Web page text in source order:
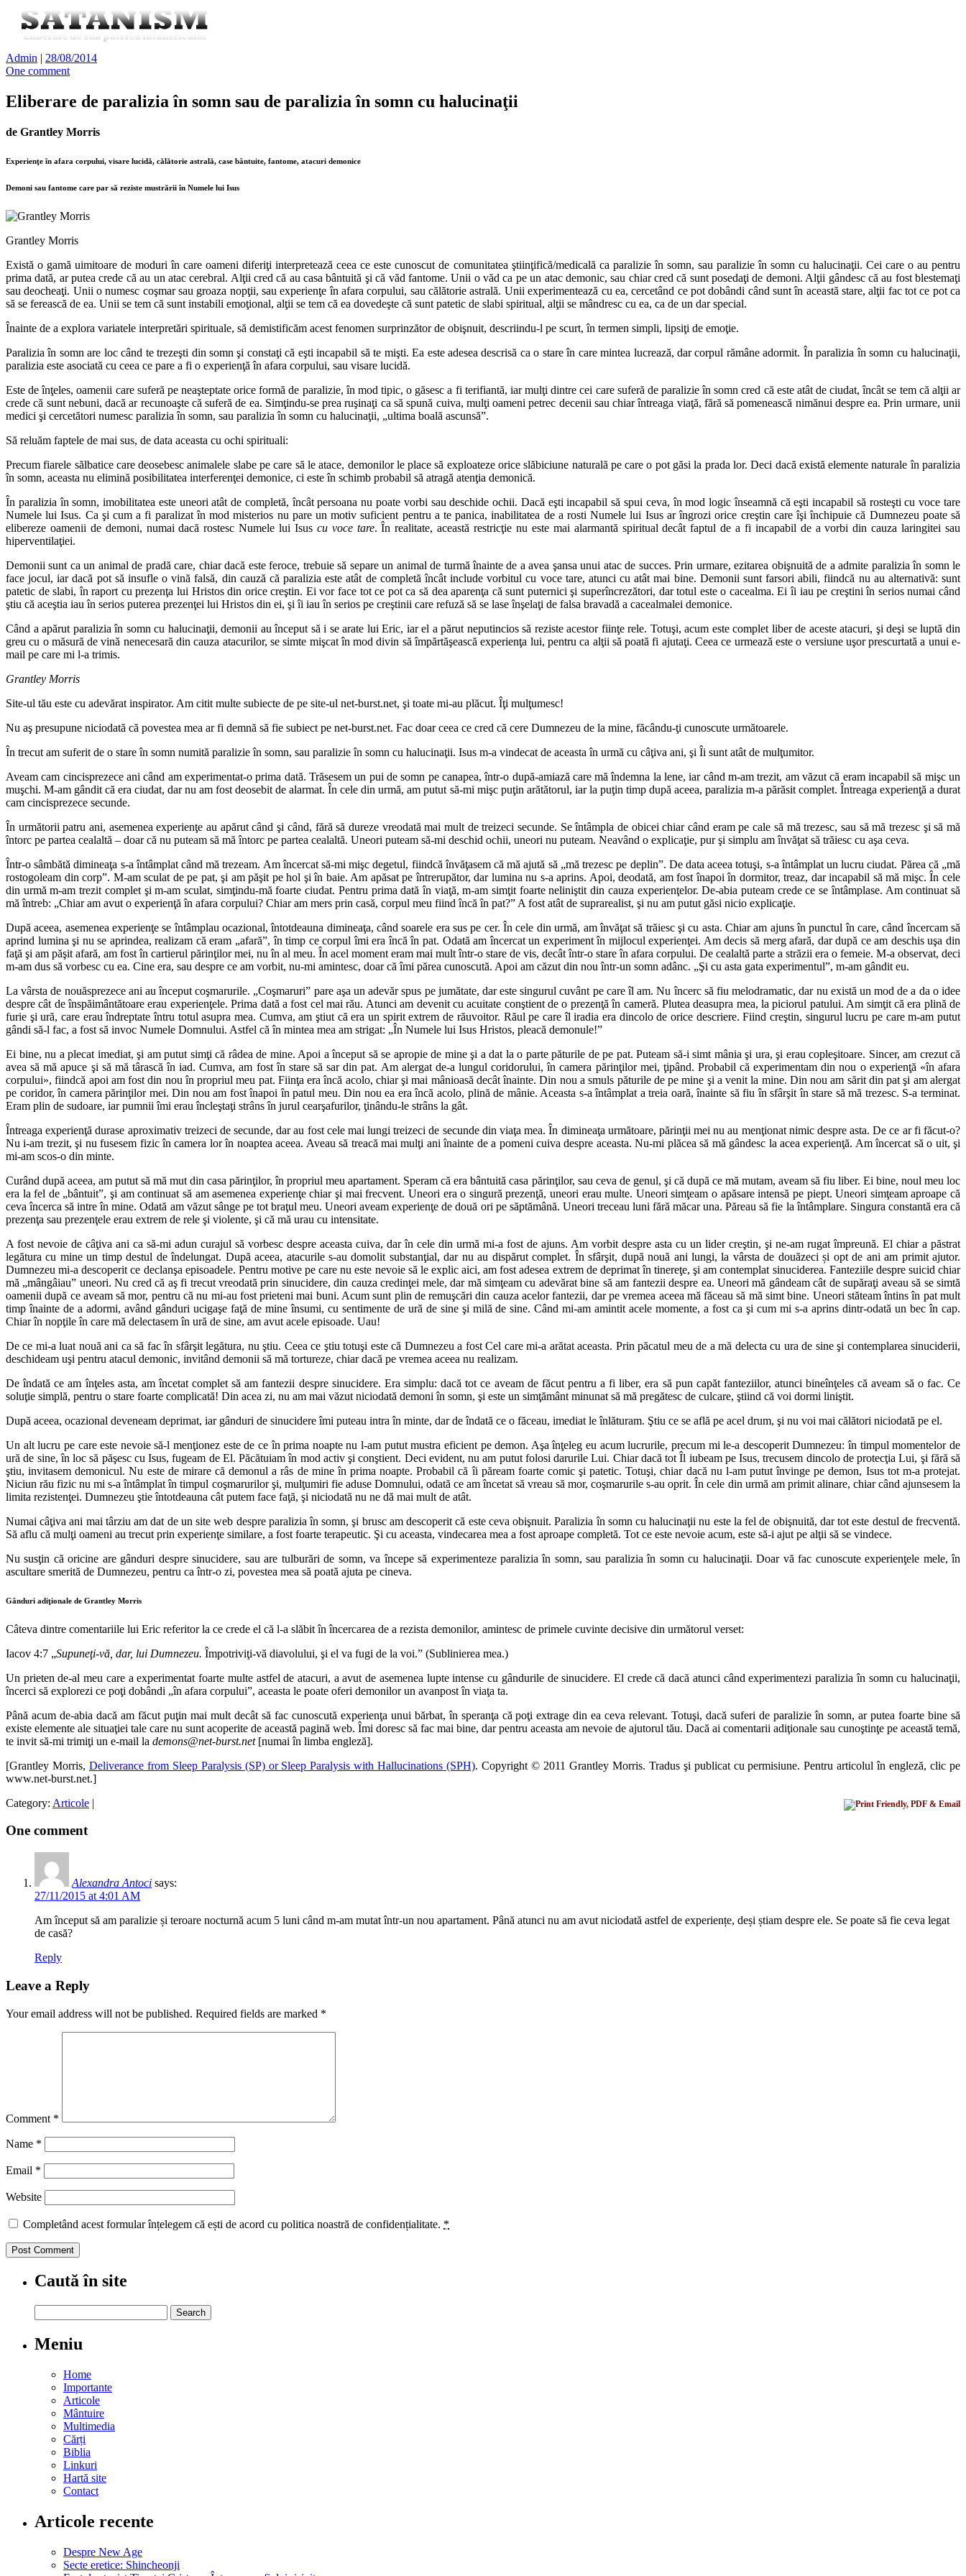
Admin | 28/08/2014
One comment
Eliberare de paralizia în somn sau de paralizia în somn cu halucinaţii
de Grantley Morris
Experienţe în afara corpului, visare lucidă, călătorie astrală, case bântuite, fantome, atacuri demonice
Demoni sau fantome care par să reziste mustrării în Numele lui Isus
Grantley Morris
Există o gamă uimitoare de moduri în care oameni diferiţi interpretează ceea ce este cunoscut de comunitatea ştiinţifică/medicală ca paralizie în somn, sau paralizie în somn cu halucinaţii. Cei care o au pentru
prima dată, ar putea crede că au un atac cerebral. Alţii cred că au casa bântuită şi că văd fantome. Unii o văd ca pe un atac demonic, sau chiar cred că sunt posedaţi de demoni. Alţii gândesc că au fost blestemaţi
sau deocheaţi. Unii o numesc coşmar sau groaza nopţii, sau experienţe în afara corpului, sau călătorie astrală. Unii experimentează cu ea, cercetând ce pot dobândi când sunt în această stare, alţii fac tot ce pot ca
să se ferească de ea. Unii se tem că sunt instabili emoţional, alţii se tem că ea dovedeşte că sunt patetic de slabi spiritual, alţii se mândresc cu ea, ca de un dar special.
Înainte de a explora variatele interpretări spirituale, să demistificăm acest fenomen surprinzător de obişnuit, descriindu-l pe scurt, în termen simpli, lipsiţi de emoţie.
Paralizia în somn are loc când te trezeşti din somn şi constaţi că eşti incapabil să te mişti. Ea este adesea descrisă ca o stare în care mintea lucrează, dar corpul rămâne adormit. În paralizia în somn cu halucinaţii,
paralizia este asociată cu ceea ce pare a fi o experienţă în afara corpului, sau visare lucidă.
Este de înţeles, oamenii care suferă pe neaşteptate orice formă de paralizie, în mod tipic, o găsesc a fi terifiantă, iar mulţi dintre cei care suferă de paralizie în somn cred că este atât de ciudat, încât se tem că alţii ar
crede că sunt nebuni, dacă ar recunoaşte că suferă de ea. Simţindu-se prea ruşinaţi ca să spună cuiva, mulţi oameni petrec decenii sau chiar întreaga viaţă, fără să pomenească nimănui despre ea. Prin urmare, unii
medici şi cercetători numesc paralizia în somn, sau paralizia în somn cu halucinaţii, „ultima boală ascunsă”.
Să reluăm faptele de mai sus, de data aceasta cu ochi spirituali:
Precum fiarele sălbatice care deosebesc animalele slabe pe care să le atace, demonilor le place să exploateze orice slăbiciune naturală pe care o pot găsi la prada lor. Deci dacă există elemente naturale în paralizia
în somn, aceasta nu elimină posibilitatea interferenţei demonice, ci este în schimb probabil să atragă atenţia demonică.
În paralizia în somn, imobilitatea este uneori atât de completă, încât persoana nu poate vorbi sau deschide ochii. Dacă eşti incapabil să spui ceva, în mod logic înseamnă că eşti incapabil să rosteşti cu voce tare
Numele lui Isus. Ca şi cum a fi paralizat în mod misterios nu pare un motiv suficient pentru a te panica, inabilitatea de a rosti Numele lui Isus ar îngrozi orice creştin care îşi închipuie că Dumnezeu poate să
elibereze oamenii de demoni, numai dacă rostesc Numele lui Isus cu voce tare. În realitate, această restricţie nu este mai alarmantă spiritual decât faptul de a fi incapabil de a vorbi din cauza laringitei sau
hiperventilaţiei.
Demonii sunt ca un animal de pradă care, chiar dacă este feroce, trebuie să separe un animal de turmă înainte de a avea şansa unui atac de succes. Prin urmare, ezitarea obişnuită de a admite paralizia în somn le
face jocul, iar dacă pot să insufle o vină falsă, din cauză că paralizia este atât de completă încât include vorbitul cu voce tare, atunci cu atât mai bine. Demonii sunt farsori abili, fiindcă nu au alternativă: sunt
patetic de slabi, în raport cu prezenţa lui Hristos din orice creştin. Ei vor face tot ce pot ca să dea aparenţa că sunt puternici şi superîncrezători, dar totul este o cacealma. Ei îi iau pe creştini în serios numai când
ştiu că aceştia iau în serios puterea prezenţei lui Hristos din ei, şi îi iau în serios pe creştinii care refuză să se lase înşelaţi de falsa bravadă a cacealmalei demonice.
Când a apărut paralizia în somn cu halucinaţii, demonii au început să i se arate lui Eric, iar el a părut neputincios să reziste acestor fiinţe rele. Totuşi, acum este complet liber de aceste atacuri, şi deşi se luptă din
greu cu o măsură de vină nenecesară din cauza atacurilor, se simte mişcat în mod divin să împărtăşească experienţa lui, pentru ca alţii să poată fi ajutaţi. Ceea ce urmează este o versiune uşor prescurtată a unui e-
mail pe care mi l-a trimis.
Grantley Morris
Site-ul tău este cu adevărat inspirator. Am citit multe subiecte de pe site-ul net-burst.net, şi toate mi-au plăcut. Îţi mulţumesc!
Nu aş presupune niciodată că povestea mea ar fi demnă să fie subiect pe net-burst.net. Fac doar ceea ce cred că cere Dumnezeu de la mine, făcându-ţi cunoscute următoarele.
În trecut am suferit de o stare în somn numită paralizie în somn, sau paralizie în somn cu halucinaţii. Isus m-a vindecat de aceasta în urmă cu câţiva ani, şi Îi sunt atât de mulţumitor.
Aveam cam cincisprezece ani când am experimentat-o prima dată. Trăsesem un pui de somn pe canapea, într-o după-amiază care mă îndemna la lene, iar când m-am trezit, am văzut că eram incapabil să mişc un
muşchi. M-am gândit că era ciudat, dar nu am fost deosebit de alarmat. În cele din urmă, am putut să-mi mişc puţin arătătorul, iar la puţin timp după aceea, paralizia m-a părăsit complet. Întreaga experienţă a durat
cam cincisprezece secunde.
În următorii patru ani, asemenea experienţe au apărut când şi când, fără să dureze vreodată mai mult de treizeci secunde. Se întâmpla de obicei chiar când eram pe cale să mă trezesc, sau să mă trezesc şi să mă
întorc pe partea cealaltă – doar că nu puteam să mă întorc pe partea cealaltă. Uneori puteam să-mi deschid ochii, uneori nu puteam. Neavând o explicaţie, pur şi simplu am învăţat să trăiesc cu aşa ceva.
Într-o sâmbătă dimineaţa s-a întâmplat când mă trezeam. Am încercat să-mi mişc degetul, fiindcă învăţasem că mă ajută să „mă trezesc pe deplin”. De data aceea totuşi, s-a întâmplat un lucru ciudat. Părea că „mă
rostogoleam din corp”. M-am sculat de pe pat, şi am păşit pe hol şi în baie. Am apăsat pe întrerupător, dar lumina nu s-a aprins. Apoi, deodată, am fost înapoi în dormitor, treaz, dar incapabil să mă mişc. În cele
din urmă m-am trezit complet şi m-am sculat, simţindu-mă foarte ciudat. Pentru prima dată în viaţă, m-am simţit foarte neliniştit din cauza experienţelor. De-abia puteam crede ce se întâmplase. Am continuat să
mă întreb: „Chiar am avut o experienţă în afara corpului? Chiar am mers prin casă, corpul meu fiind încă în pat?” A fost atât de suprarealist, şi nu am putut găsi nicio explicaţie.
După aceea, asemenea experienţe se întâmplau ocazional, întotdeauna dimineaţa, când soarele era sus pe cer. În cele din urmă, am învăţat să trăiesc şi cu asta. Chiar am ajuns în punctul în care, când încercam să
aprind lumina şi nu se aprindea, realizam că eram „afară”, în timp ce corpul îmi era încă în pat. Odată am încercat un experiment în mijlocul experienţei. Am decis să merg afară, dar după ce am deschis uşa din
faţă şi am păşit afară, am fost în cartierul părinţilor mei, nu în al meu. În acel moment eram mai mult într-o stare de vis, decât într-o stare în afara corpului. De cealaltă parte a străzii era o femeie. M-a observat, deci
m-am dus să vorbesc cu ea. Cine era, sau despre ce am vorbit, nu-mi amintesc, doar că îmi părea cunoscută. Apoi am căzut din nou într-un somn adânc. „Şi cu asta gata experimentul”, m-am gândit eu.
La vârsta de nouăsprezece ani au început coşmarurile. „Coşmaruri” pare aşa un adevăr spus pe jumătate, dar este singurul cuvânt pe care îl am. Nu încerc să fiu melodramatic, dar nu există un mod de a da o idee
despre cât de înspăimântătoare erau experienţele. Prima dată a fost cel mai rău. Atunci am devenit cu acuitate conştient de o prezenţă în cameră. Plutea deasupra mea, la piciorul patului. Am simţit că era plină de
furie şi ură, care erau îndreptate întru totul asupra mea. Cumva, am ştiut că era un spirit extrem de răuvoitor. Răul pe care îl iradia era dincolo de orice descriere. Fiind creştin, singurul lucru pe care m-am putut
gândi să-l fac, a fost să invoc Numele Domnului. Astfel că în mintea mea am strigat: „În Numele lui Isus Hristos, pleacă demonule!”
Ei bine, nu a plecat imediat, şi am putut simţi că râdea de mine. Apoi a început să se apropie de mine şi a dat la o parte păturile de pe pat. Puteam să-i simt mânia şi ura, şi erau copleşitoare. Sincer, am crezut că
avea să mă apuce şi să mă târască în iad. Cumva, am fost în stare să sar din pat. Am alergat de-a lungul coridorului, în camera părinţilor mei, ţipând. Probabil că experimentam din nou o experienţă «în afara
corpului», fiindcă apoi am fost din nou în propriul meu pat. Fiinţa era încă acolo, chiar şi mai mânioasă decât înainte. Din nou a smuls păturile de pe mine şi a venit la mine. Din nou am sărit din pat şi am alergat
pe coridor, în camera părinţilor mei. Din nou am fost înapoi în patul meu. Din nou ea era încă acolo, plină de mânie. Aceasta s-a întâmplat a treia oară, înainte să fiu în sfârşit în stare să mă trezesc. S-a terminat.
Eram plin de sudoare, iar pumnii îmi erau încleştaţi strâns în jurul cearşafurilor, ţinându-le strâns la gât.
Întreaga experienţă durase aproximativ treizeci de secunde, dar au fost cele mai lungi treizeci de secunde din viaţa mea. În dimineaţa următoare, părinţii mei nu au menţionat nimic despre asta. De ce ar fi făcut-o?
Nu i-am trezit, şi nu fusesem fizic în camera lor în noaptea aceea. Aveau să treacă mai mulţi ani înainte de a pomeni cuiva despre aceasta. Nu-mi plăcea să mă gândesc la acea experienţă. Am încercat să o uit, şi
mi-am scos-o din minte.
Curând după aceea, am putut să mă mut din casa părinţilor, în propriul meu apartament. Speram că era bântuită casa părinţilor, sau ceva de genul, şi că după ce mă mutam, aveam să fiu liber. Ei bine, noul meu loc
era la fel de „bântuit”, şi am continuat să am asemenea experienţe chiar şi mai frecvent. Uneori era o singură prezenţă, uneori erau multe. Uneori simţeam o apăsare intensă pe piept. Uneori simţeam aproape că
ceva încerca să intre în mine. Odată am văzut sânge pe tot braţul meu. Uneori aveam experienţe de două ori pe săptămână. Uneori treceau luni fără măcar una. Păreau să fie la întâmplare. Singura constantă era că
prezenţa sau prezenţele erau extrem de rele şi violente, şi că mă urau cu intensitate.
A fost nevoie de câţiva ani ca să-mi adun curajul să vorbesc despre aceasta cuiva, dar în cele din urmă mi-a fost de ajuns. Am vorbit despre asta cu un lider creştin, şi ne-am rugat împreună. El chiar a păstrat
legătura cu mine un timp destul de îndelungat. După aceea, atacurile s-au domolit substanţial, dar nu au dispărut complet. În sfârşit, după nouă ani lungi, la vârsta de douăzeci și opt de ani am primit ajutor.
Dumnezeu mi-a descoperit ce declanşa episoadele. Pentru motive pe care nu este nevoie să le explic aici, am fost adesea extrem de deprimat în tinereţe, şi am contemplat sinuciderea. Fanteziile despre suicid chiar
mă „mângâiau” uneori. Nu cred că aş fi trecut vreodată prin sinucidere, din cauza credinţei mele, dar mă simţeam cu adevărat bine să am fantezii despre ea. Uneori mă gândeam cât de supăraţi aveau să se simtă
oamenii după ce aveam să mor, pentru că nu mi-au fost prieteni mai buni. Acum sunt plin de remuşcări din cauza acelor fantezii, dar pe vremea aceea mă făceau să mă simt bine. Uneori stăteam întins în pat mult
timp înainte de a adormi, având gânduri ucigaşe faţă de mine însumi, cu sentimente de ură de sine şi milă de sine. Când mi-am amintit acele momente, a fost ca şi cum mi s-a aprins dintr-odată un bec în cap.
Chiar în nopţile în care mă delectasem în ură de sine, am avut acele episoade. Uau!
De ce mi-a luat nouă ani ca să fac în sfârşit legătura, nu ştiu. Ceea ce ştiu totuşi este că Dumnezeu a fost Cel care mi-a arătat aceasta. Prin păcatul meu de a mă delecta cu ura de sine şi contemplarea sinuciderii,
deschideam uşi pentru atacul demonic, invitând demonii să mă tortureze, chiar dacă pe vremea aceea nu realizam.
De îndată ce am înţeles asta, am încetat complet să am fantezii despre sinucidere. Era simplu: dacă tot ce aveam de făcut pentru a fi liber, era să pun capăt fanteziilor, atunci bineînţeles că aveam să o fac. Ce
soluţie simplă, pentru o stare foarte complicată! Din acea zi, nu am mai văzut niciodată demoni în somn, şi este un simţământ minunat să mă pregătesc de culcare, ştiind că voi dormi liniştit.
După aceea, ocazional deveneam deprimat, iar gânduri de sinucidere îmi puteau intra în minte, dar de îndată ce o făceau, imediat le înlăturam. Ştiu ce se află pe acel drum, şi nu voi mai călători niciodată pe el.
Un alt lucru pe care este nevoie să-l menţionez este de ce în prima noapte nu l-am putut mustra eficient pe demon. Aşa înţeleg eu acum lucrurile, precum mi le-a descoperit Dumnezeu: în timpul momentelor de
ură de sine, în loc să păşesc cu Isus, fugeam de El. Păcătuiam în mod activ şi conştient. Deci evident, nu am putut folosi darurile Lui. Chiar dacă tot Îl iubeam pe Isus, trecusem dincolo de protecţia Lui, şi fără să
ştiu, invitasem demonicul. Nu este de mirare că demonul a râs de mine în prima noapte. Probabil că îi păream foarte comic şi patetic. Totuşi, chiar dacă nu l-am putut învinge pe demon, Isus tot m-a protejat.
Niciun rău fizic nu mi s-a întâmplat în timpul coşmarurilor şi, mulţumiri fie aduse Domnului, odată ce am încetat să vreau să mor, coşmarurile s-au oprit. În cele din urmă am primit alinare, chiar când ajunsesem la
limita rezistenţei. Dumnezeu ştie întotdeauna cât putem face faţă, şi niciodată nu ne dă mai mult de atât.
Numai câţiva ani mai târziu am dat de un site web despre paralizia în somn, şi brusc am descoperit că este ceva obişnuit. Paralizia în somn cu halucinaţii nu este la fel de obişnuită, dar tot este destul de frecventă.
Să aflu că mulţi oameni au trecut prin experienţe similare, a fost foarte terapeutic. Şi cu aceasta, vindecarea mea a fost aproape completă. Tot ce este nevoie acum, este să-i ajut pe alţii să se vindece.
Nu susţin că oricine are gânduri despre sinucidere, sau are tulburări de somn, va începe să experimenteze paralizia în somn, sau paralizia în somn cu halucinaţii. Doar vă fac cunoscute experienţele mele, în
ascultare smerită de Dumnezeu, pentru ca într-o zi, povestea mea să poată ajuta pe cineva.
Gânduri adiţionale de Grantley Morris
Câteva dintre comentariile lui Eric referitor la ce crede el că l-a slăbit în încercarea de a rezista demonilor, amintesc de primele cuvinte decisive din următorul verset:
Iacov 4:7 „Supuneţi-vă, dar, lui Dumnezeu. Împotriviţi-vă diavolului, şi el va fugi de la voi.” (Sublinierea mea.)
Un prieten de-al meu care a experimentat foarte multe astfel de atacuri, a avut de asemenea lupte intense cu gândurile de sinucidere. El crede că dacă atunci când experimentezi paralizia în somn cu halucinaţii,
încerci să explorezi ce poţi dobândi „în afara corpului”, aceasta le poate oferi demonilor un avanpost în viaţa ta.
Până acum de-abia dacă am făcut puţin mai mult decât să fac cunoscută experienţa unui bărbat, în speranţa că poţi extrage din ea ceva relevant. Totuşi, dacă suferi de paralizie în somn, ar putea foarte bine să
existe elemente ale situaţiei tale care nu sunt acoperite de această pagină web. Îmi doresc să fac mai bine, dar pentru aceasta am nevoie de ajutorul tău. Dacă ai comentarii adiţionale sau cunoştinţe pe această temă,
te invit să-mi trimiţi un e-mail la demons@net-burst.net[numai în limba engleză].
[Grantley Morris, Deliverance from Sleep Paralysis (SP) or Sleep Paralysis with Hallucinations (SPH). Copyright © 2011 Grantley Morris. Tradus şi publicat cu permisiune. Pentru articolul în engleză, clic pe
www.net-burst.net.]
Category: Articole |
One comment
Alexandra Antoci says:
27/11/2015 at 4:01 AM
Am început să am paralizie și teroare nocturnă acum 5 luni când m-am mutat într-un nou apartament. Până atunci nu am avut niciodată astfel de experiențe, deși știam despre ele. Se poate să fie ceva legat
de casă?
Reply
Leave a Reply
Your email address will not be published. Required fields are marked *
Comment *
Name *
Email *
Website
Completând acest formular înțelegem că ești de acord cu politica noastră de confidențialitate. *
Caută în site
for:
Meniu
Home
Importante
Articole
Mântuire
Multimedia
Cărți
Biblia
Linkuri
Hartă site
Contact
Articole recente
Despre New Age
Secte eretice: Shincheonji